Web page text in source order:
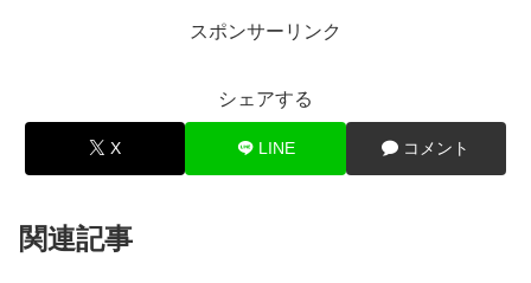
スポンサーリンク
シェアする
X LINE コメント
関連記事